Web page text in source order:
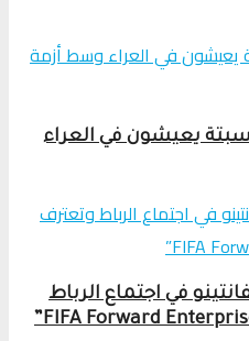
يعيشون في العراء
في اجتماع الرباط